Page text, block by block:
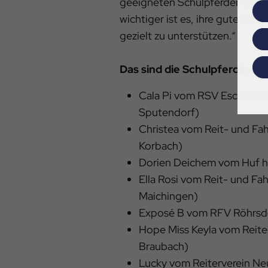
wichtiger ist es, ihre gute
gezielt zu unterstützen.“
Das sind die Schulpferde,
Cala Pi vom RSV
Sputendorf)
Christea vom Reit- und
Korbach)
Dorien Deichem vom Huf
Ella Rosi vom Reit- und
Maichingen)
Exposé B vom RFV
Hope Miss Keyla vom
Braubach)
Lucky vom Reiterverein